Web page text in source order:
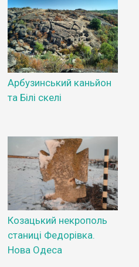
Арбузинський каньйон
та Білі скелі
Козацький некрополь
станиці Федорівка.
Нова Одеса